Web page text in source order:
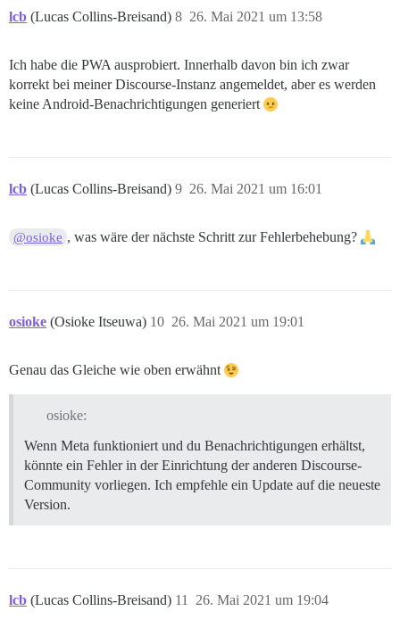
lcb (Lucas Collins-Breisand) 26. Mai 2021 um 13:58
8
Ich habe die PWA ausprobiert. Innerhalb davon bin ich zwar
korrekt bei meiner Discourse-Instanz angemeldet, aber es werden
keine Android-Benachrichtigungen generiert
lcb (Lucas Collins-Breisand) 26. Mai 2021 um 16:01
9
@osioke , was wäre der nächste Schritt zur Fehlerbehebung?
osioke (Osioke Itseuwa) 26. Mai 2021 um 19:01
10
Genau das Gleiche wie oben erwähnt
osioke:
Wenn Meta funktioniert und du Benachrichtigungen erhältst,
könnte ein Fehler in der Einrichtung der anderen Discourse-
Community vorliegen. Ich empfehle ein Update auf die neueste
Version.
lcb (Lucas Collins-Breisand) 26. Mai 2021 um 19:04
11